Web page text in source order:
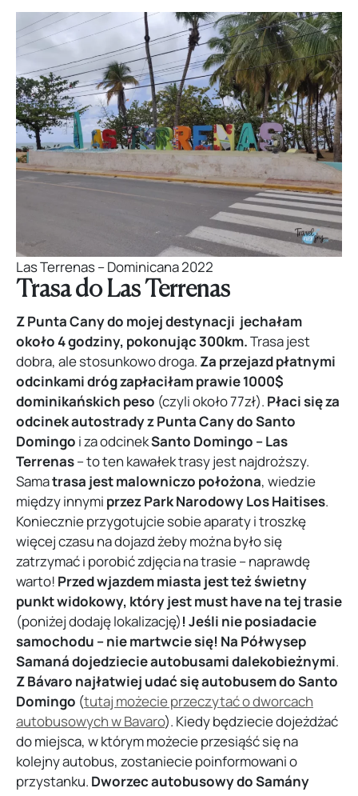
Las Terrenas – Dominicana 2022
Trasa do Las Terrenas
Z Punta Cany do mojej destynacji jechałam
około 4 godziny, pokonując 300km.Trasa jest
dobra, ale stosunkowo droga. Za przejazd płatnymi
odcinkami dróg zapłaciłam prawie 1000$
dominikańskich peso (czyli około 77zł). Płaci się za
odcinek autostrady z Punta Cany do Santo
Domingo i za odcinekSanto Domingo – Las
Terrenas– to ten kawałek trasy jest najdroższy.
Samatrasa jest malowniczo położona, wiedzie
między innymi przez Park Narodowy Los Haitises.
Koniecznie przygotujcie sobie aparaty i troszkę
więcej czasu na dojazd żeby można było się
zatrzymać i porobić zdjęcia na trasie – naprawdę
warto! Przed wjazdem miasta jest też świetny
punkt widokowy, który jest must have na tej trasie
(poniżej dodaję lokalizację)! Jeśli nie posiadacie
samochodu – nie martwcie się! Na Półwysep
Samanádojedziecie autobusami dalekobieżnymi.
Z Bávaro najłatwiej udać się autobusem do Santo
Domingo (tutaj możecie przeczytać o dworcach
autobusowych w Bavaro). Kiedy będziecie dojeżdżać
do miejsca, w którym możecie przesiąść się na
kolejny autobus, zostaniecie poinformowani o
przystanku. Dworzec autobusowy do Samány